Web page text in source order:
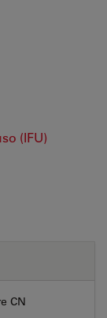
(IFU)
CN